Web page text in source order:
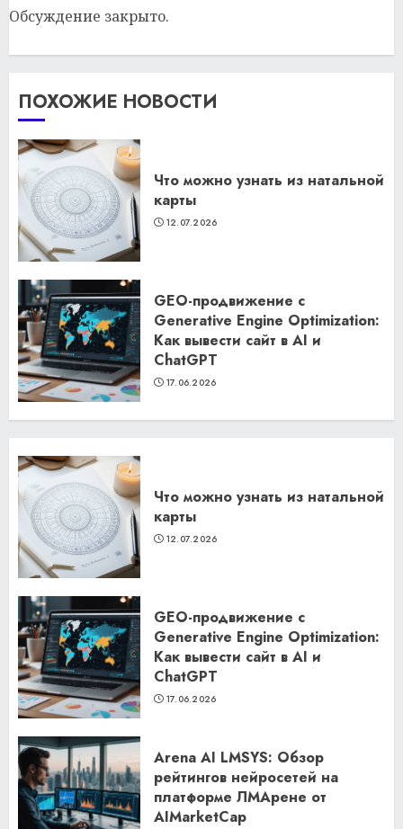
Обсуждение закрыто.
ПОХОЖИЕ НОВОСТИ
Что можно узнать из натальной
карты
12.07.2026
GEO-продвижение с
Generative Engine Optimization:
Как вывести сайт в AI и
ChatGPT
17.06.2026
Что можно узнать из натальной
карты
12.07.2026
GEO-продвижение с
Generative Engine Optimization:
Как вывести сайт в AI и
ChatGPT
17.06.2026
Arena AI LMSYS: Обзор
рейтингов нейросетей на
платформе ЛМАрене от
AIMarketCap